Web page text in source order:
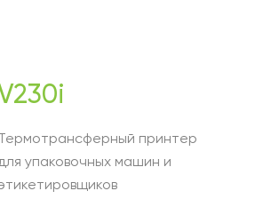
принтер
упаковочных машин и